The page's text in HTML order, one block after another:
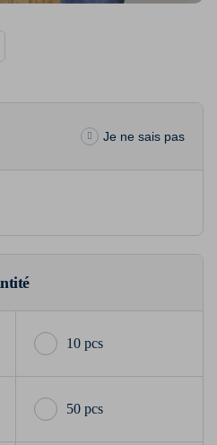
Je ne sais pas
10 pcs
50 pcs